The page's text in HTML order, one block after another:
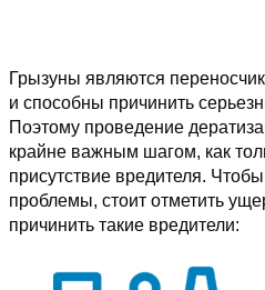
Грызуны являются
и способны причинить
Поэтому проведение
крайне важным шагом, как
присутствие вредителя.
проблемы, стоит отметить
причинить такие вредители: